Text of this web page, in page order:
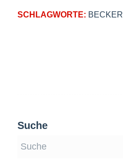
SCHLAGWORTE: BECKER
Suche